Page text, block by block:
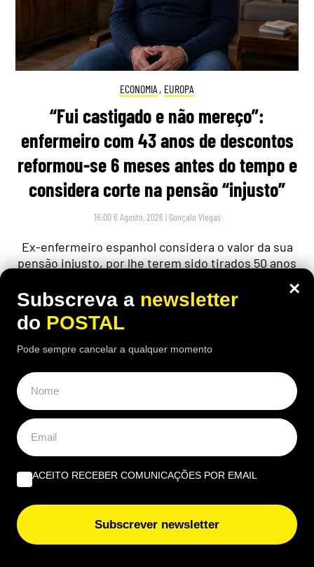
ECONOMIA , EUROPA
“Fui castigado e não mereço”:
enfermeiro com 43 anos de descontos
reformou-se 6 meses antes do tempo e
considera corte na pensão “injusto”
16:00 6 Agosto, 2026 | Gonçalo Viegas
Ex-enfermeiro espanhol considera o valor da sua
pensão injusto, por lhe terem sido tirados 50 anos
antes da idade legal
×
Subscreva a newsletter
do POSTAL
Pode sempre cancelar a qualquer momento
ACEITO RECEBER COMUNICAÇÕES POR EMAIL
Subscrever newsletter